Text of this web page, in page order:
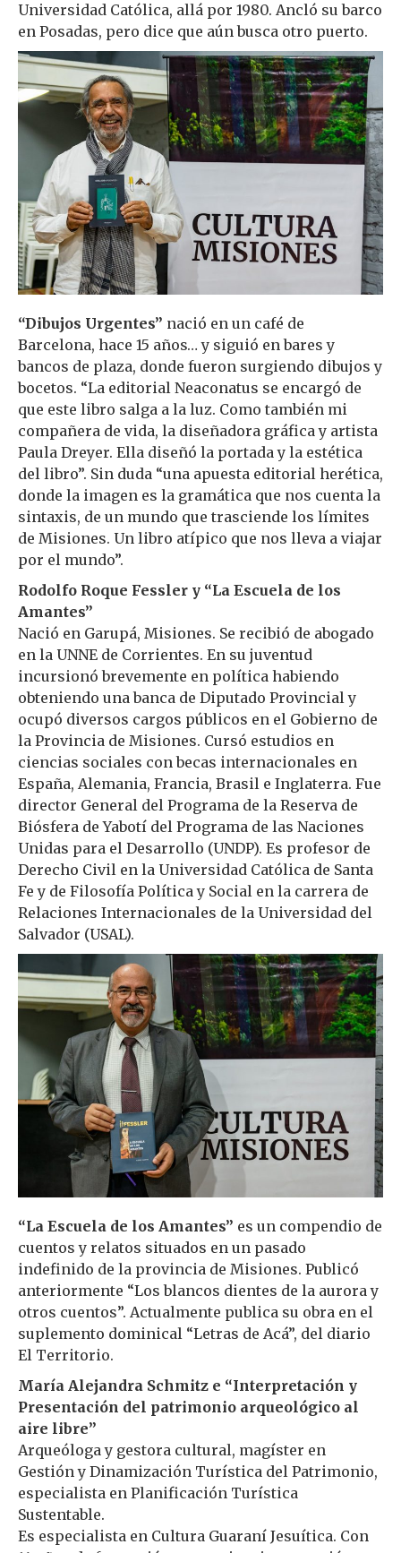
Universidad Católica, allá por 1980. Ancló su barco
en Posadas, pero dice que aún busca otro puerto.
“Dibujos Urgentes” nació en un café de
Barcelona, hace 15 años… y siguió en bares y
bancos de plaza, donde fueron surgiendo dibujos y
bocetos. “La editorial Neaconatus se encargó de
que este libro salga a la luz. Como también mi
compañera de vida, la diseñadora gráfica y artista
Paula Dreyer. Ella diseñó la portada y la estética
del libro”. Sin duda “una apuesta editorial herética,
donde la imagen es la gramática que nos cuenta la
sintaxis, de un mundo que trasciende los límites
de Misiones. Un libro atípico que nos lleva a viajar
por el mundo”.
Rodolfo Roque Fessler y “La Escuela de los
Amantes”
Nació en Garupá, Misiones. Se recibió de abogado
en la UNNE de Corrientes. En su juventud
incursionó brevemente en política habiendo
obteniendo una banca de Diputado Provincial y
ocupó diversos cargos públicos en el Gobierno de
la Provincia de Misiones. Cursó estudios en
ciencias sociales con becas internacionales en
España, Alemania, Francia, Brasil e Inglaterra. Fue
director General del Programa de la Reserva de
Biósfera de Yabotí del Programa de las Naciones
Unidas para el Desarrollo (UNDP). Es profesor de
Derecho Civil en la Universidad Católica de Santa
Fe y de Filosofía Política y Social en la carrera de
Relaciones Internacionales de la Universidad del
Salvador (USAL).
“La Escuela de los Amantes” es un compendio de
cuentos y relatos situados en un pasado
indefinido de la provincia de Misiones. Publicó
anteriormente “Los blancos dientes de la aurora y
otros cuentos”. Actualmente publica su obra en el
suplemento dominical “Letras de Acá”, del diario
El Territorio.
María Alejandra Schmitz e “Interpretación y
Presentación del patrimonio arqueológico al
aire libre”
Arqueóloga y gestora cultural, magíster en
Gestión y Dinamización Turística del Patrimonio,
especialista en Planificación Turística
Sustentable.
Es especialista en Cultura Guaraní Jesuítica. Con